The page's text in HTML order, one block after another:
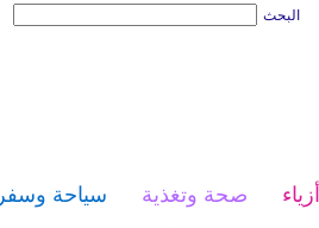
البحث
أزياء صحة وتغذية سياحة وسفر